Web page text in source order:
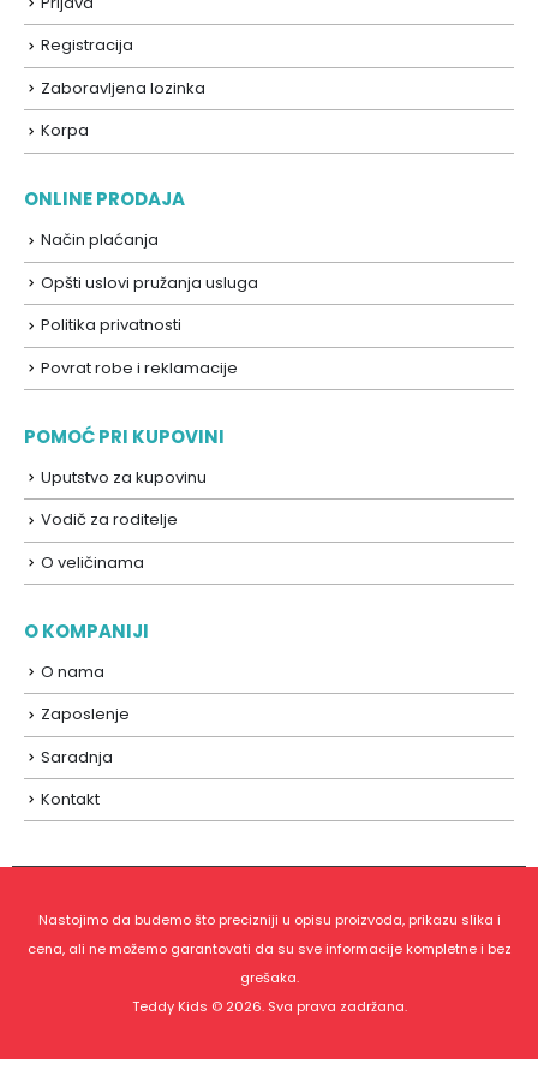
Registracija
Zaboravljena lozinka
Korpa
ONLINE PRODAJA
Način plaćanja
Opšti uslovi pružanja usluga
Politika privatnosti
Povrat robe i reklamacije
POMOĆ PRI KUPOVINI
Uputstvo za kupovinu
Vodič za roditelje
O veličinama
O KOMPANIJI
O nama
Zaposlenje
Saradnja
Kontakt
Nastojimo da budemo što precizniji u opisu proizvoda, prikazu slika i
cena, ali ne možemo garantovati da su sve informacije kompletne i bez
grešaka.
Teddy Kids © 2026. Sva prava zadržana.